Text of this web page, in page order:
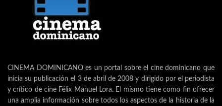
CINEMA DOMINICANO es un portal sobre el cine dominicano que
inicia su publicación el 3 de abril de 2008 y dirigido por el periodista
y crítico de cine Félix Manuel Lora. El mismo tiene como fin ofrecer
una amplia información sobre todos los aspectos de la historia de la